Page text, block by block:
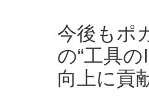
今後もポ
の“工具
向上に貢